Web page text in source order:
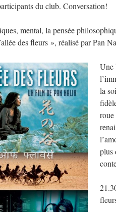
du club. Conversation!
mental, la pensée
des fleurs », réalisé par Pan
Une
la
plus